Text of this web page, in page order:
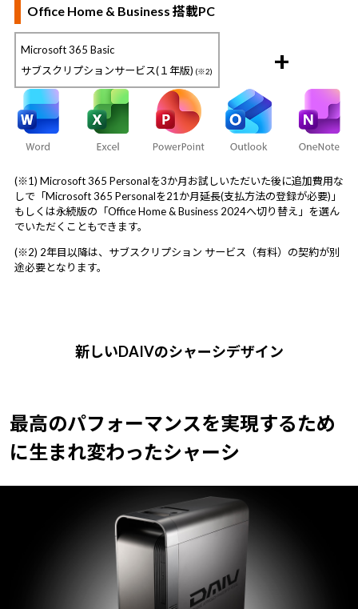
Office Home & Business 搭載PC
Microsoft 365 Basic
サブスクリプションサービス(１年版) (※2) +
(※1) Microsoft 365 Personalを3か月お試しいただいた後に追加費用な
しで「Microsoft 365 Personalを21か月延長(支払方法の登録が必要)」
もしくは永続版の「Office Home & Business 2024へ切り替え」を選ん
でいただくこともできます。
(※2) 2年目以降は、サブスクリプション サービス（有料）の契約が別
途必要となります。
新しいDAIVのシャーシデザイン
最高のパフォーマンスを実現するため
に生まれ変わったシャーシ